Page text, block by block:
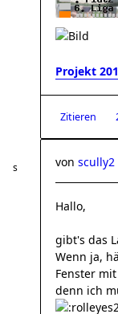
Projekt
Zitieren
von scully2
Hallo,
gibt's das
Wenn ja,
Fenster
denn ich